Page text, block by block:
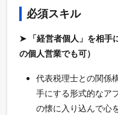
必須スキル
➤ 「経営者個人」を相手
の個人営業でも可）
代表税理士との関係
手にする形式的なア
の懐に入り込んで心